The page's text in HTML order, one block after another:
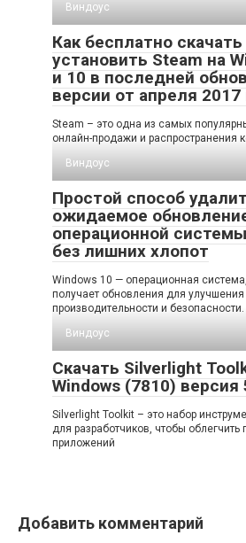
Виндоус
Как бесплатно скачать
установить Steam на
и 10 в последней
версии от апреля 2017
Steam – это одна из самых
онлайн-продажи и распространения
Виндоус
Простой способ
ожидаемое
операционной
без лишних хлопот
Windows 10 — операционная
получает обновления для улучшения
производительности и безопасности.
Виндоус
Скачать Silverlight
Windows (7810) версия
Silverlight Toolkit – это набор
для разработчиков, чтобы облегчить
приложений
Добавить комментарий